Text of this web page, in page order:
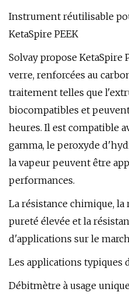
Instrument réutilisable
KetaSpire PEEK
Solvay propose KetaSpire
verre, renforcées au
traitement telles que
biocompatibles et
heures. Il est compatible
gamma, le peroxyde
la vapeur peuvent être
performances.
La résistance chimique,
pureté élevée et la
d'applications sur le
Les applications typiques
Débitmètre à usage